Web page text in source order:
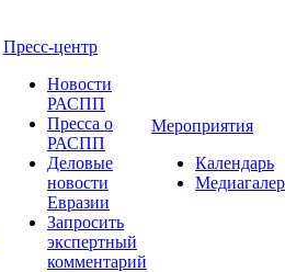
Пресс-центр
Новости
РАСПП
Пресса о
РАСПП
Деловые
новости
Евразии
Запросить
экспертный
комментарий
Мероприятия
Календарь